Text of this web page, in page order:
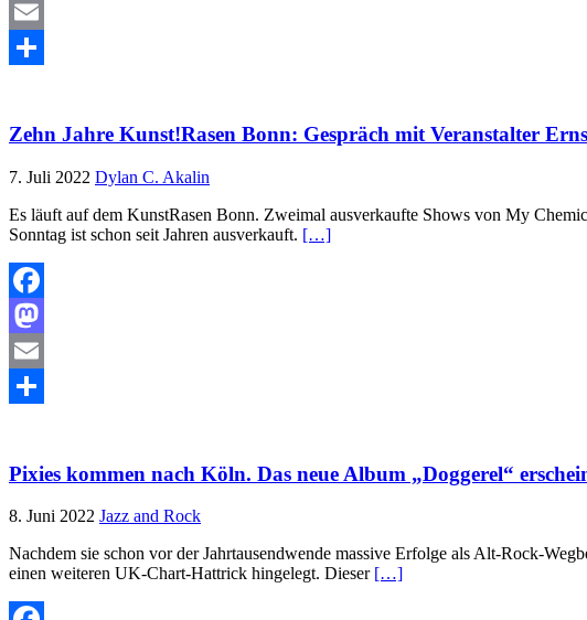
Mastodon
Email
Zehn Jahre Kunst!Rasen Bonn: Gespräch mit Veranstalter
7. Juli 2022 Dylan C. Akalin
Es läuft auf dem KunstRasen Bonn. Zweimal ausverkaufte Shows von My
Sonntag ist schon seit Jahren ausverkauft. […]
Facebook
Mastodon
Email
Pixies kommen nach Köln. Das neue Album „Doggerel“
8. Juni 2022 Jazz and Rock
Nachdem sie schon vor der Jahrtausendwende massive Erfolge als Alt-Rock-
einen weiteren UK-Chart-Hattrick hingelegt. Dieser […]